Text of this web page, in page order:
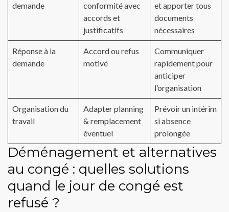
demande
conformité avec
accords et
justificatifs
et apporter tous
documents
nécessaires
Réponse à la
demande
Accord ou refus
motivé
Communiquer
rapidement pour
anticiper
l’organisation
Organisation du
travail
Adapter planning
& remplacement
éventuel
Prévoir un intérim
si absence
prolongée
Déménagement et alternatives
au congé : quelles solutions
quand le jour de congé est
refusé ?